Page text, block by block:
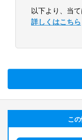
以下より、当
詳しくはこちら
こ